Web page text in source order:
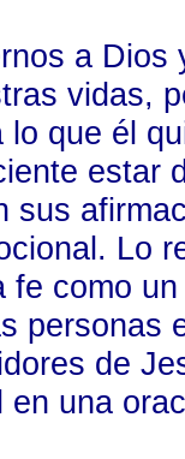
a Dios
vidas,
que él
estar
sus
Lo
fe como
personas
de
en una